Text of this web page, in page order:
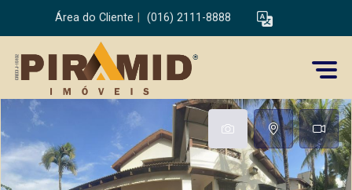
Área do Cliente (016) 2111-8888